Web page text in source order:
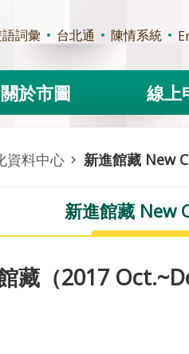
詞彙 台北通 陳情系統
關於市圖 線上
資料中心 新進館藏 New
新進館藏 New
藏（2017